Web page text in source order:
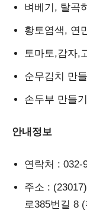
벼베기, 탈곡
황토염색, 연
토마토,감자,
순무김치 만
손두부 만들
안내정보
연락처 : 032-
주소 :
로385번길 8